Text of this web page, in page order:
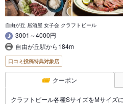
自由が丘 居酒屋 女子会 クラフトビール
3001～4000円
自由が丘駅から184m
口コミ投稿特典対象店
クーポン
クラフトビール各種SサイズをMサイズ